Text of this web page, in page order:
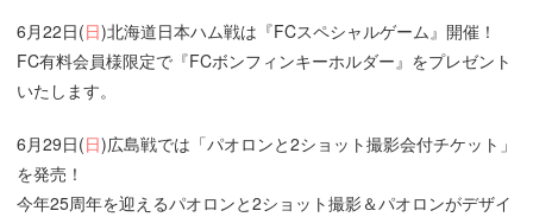
6月22日(日)北海道日本ハム戦は『FCスペシャルゲーム』開催！
FC有料会員様限定で『FCボンフィンキーホルダー』をプレゼント
いたします。
6月29日(日)広島戦では「パオロンと2ショット撮影会付チケット」
を発売！
今年25周年を迎えるパオロンと2ショット撮影＆パオロンがデザイ